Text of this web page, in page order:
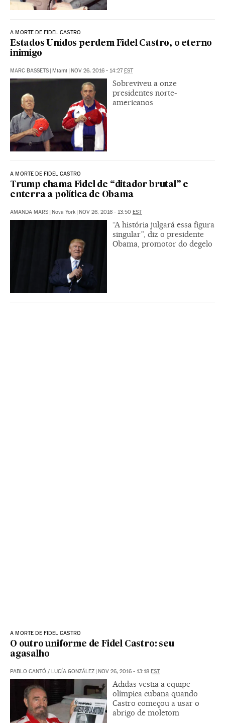
A MORTE DE FIDEL CASTRO
Estados Unidos perdem Fidel Castro, o eterno
inimigo
MARC BASSETS | Miami | NOV 26, 2016 - 14:27EST
Sobreviveu a onze
presidentes norte-
americanos
A MORTE DE FIDEL CASTRO
Trump chama Fidel de “ditador brutal” e
enterra a política de Obama
AMANDA MARS | Nova York | NOV 26, 2016 - 13:50 EST
“A história julgará essa figura
singular”, diz o presidente
Obama, promotor do degelo
A MORTE DE FIDEL CASTRO
O outro uniforme de Fidel Castro: seu
agasalho
PABLO CANTÓ / LUCÍA GONZÁLEZ | NOV 26, 2016 - 13:18 EST
Adidas vestia a equipe
olímpica cubana quando
Castro começou a usar o
abrigo de moletom